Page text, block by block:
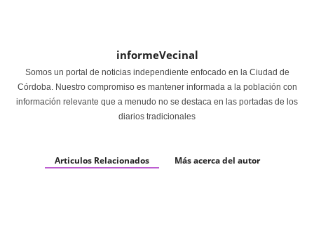
informeVecinal
Somos un portal de noticias independiente enfocado en la Ciudad de
Córdoba. Nuestro compromiso es mantener informada a la población con
información relevante que a menudo no se destaca en las portadas de los
diarios tradicionales
Articulos Relacionados Más acerca del autor